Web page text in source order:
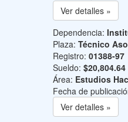
Ver detalles »
Dependencia:
Plaza: Técnico
Registro: 01388-97
Sueldo: $20,804.64
Área: Estudios
Fecha de
Ver detalles »